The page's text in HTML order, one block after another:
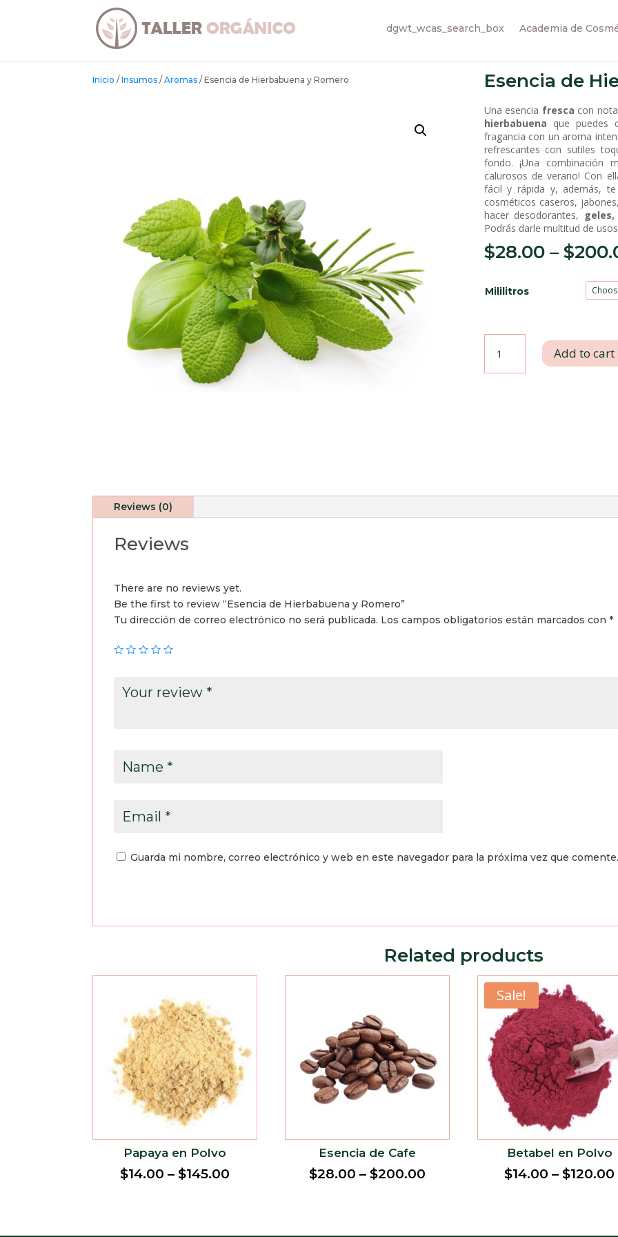
dgwt_wcas_search_box Academia de
Inicio /Insumos /Aromas / Esencia de Hierbabuena y Romero Esencia de
Una esencia fresca con
hierbabuena que puedes
fragancia con un aroma
refrescantes con sutiles
fondo. ¡Una combinación
calurosos de verano! Con
fácil y rápida y, además,
cosméticos caseros,
hacer desodorantes,
Podrás darle multitud de
$28.00– $
Mililitros
Hierbabuena
Add to cart
Reviews (0)
Reviews
There are no reviews yet.
Be the first to review “Esencia de Hierbabuena y Romero”
Tu dirección de correo electrónico no será publicada. Los campos obligatorios están marcados con*
Guarda mi nombre, correo electrónico y web en este navegador para la próxima vez que
Related products
Papaya en Polvo
$14.00 – $145.00
Esencia de Cafe
$28.00 – $200.00
Sale!
Betabel en Polvo
$14.00 –$120.00